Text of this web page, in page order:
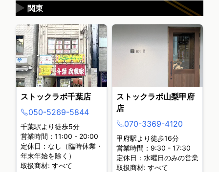
関東
▶
ストックラボ千葉店
050-5269-5844
千葉駅より徒歩5分
営業時間：11:00 - 20:00
定休日：なし（臨時休業・
年末年始を除く）
取扱商材: すべて
ストックラボ山梨甲府
店
070-3369-4120
甲府駅より徒歩16分
営業時間：9:30 - 17:30
定休日：水曜日のみの営業
取扱商材: すべて